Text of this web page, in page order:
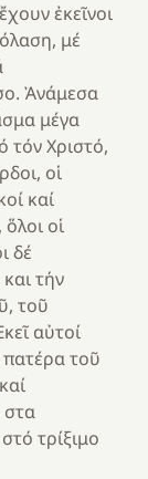
ἐκεῖνοι
μέ
Ἀνάμεσα
μέγα
τόν Χριστό,
οἱ
καί
οἱ
δέ
τήν
τοῦ
αὐτοί
πατέρα τοῦ
στα
τρίξιμο